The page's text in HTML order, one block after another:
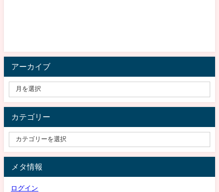
アーカイブ
カテゴリー
メタ情報
ログイン